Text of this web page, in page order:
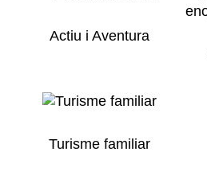
Actiu i Aventura
Turisme familiar